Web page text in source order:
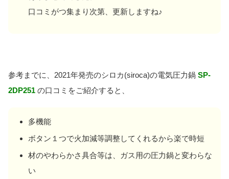
口コミがつ集まり次第、更新しますね♪
参考までに、2021年発売のシロカ(siroca)の電気圧力鍋 SP-
2DP251 の口コミをご紹介すると、
多機能
ボタン１つで火加減等調整してくれるから楽で時短
材のやわらかさ具合等は、ガス用の圧力鍋と変わらな
い